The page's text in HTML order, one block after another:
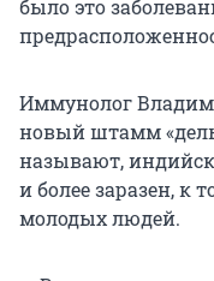
было это
Иммунолог
новый штамм
называют,
и более заразен, к
молодых людей.